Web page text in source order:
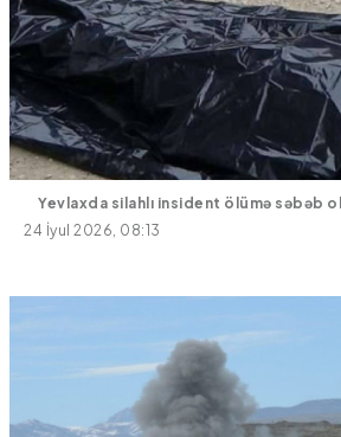
Yevlaxda silahlı insident ölümə səbəb
24 İyul 2026, 08:13